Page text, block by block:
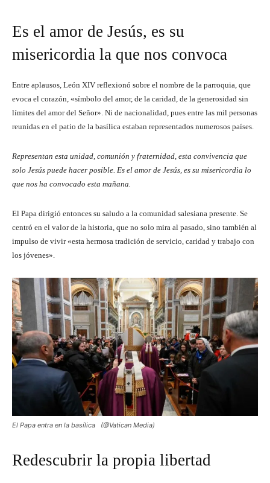
Es el amor de Jesús, es su
misericordia la que nos convoca
Entre aplausos, León XIV reflexionó sobre el nombre de la parroquia, que
evoca el corazón, «símbolo del amor, de la caridad, de la generosidad sin
límites del amor del Señor». Ni de nacionalidad, pues entre las mil personas
reunidas en el patio de la basílica estaban representados numerosos países.
Representan esta unidad, comunión y fraternidad, esta convivencia que
solo Jesús puede hacer posible. Es el amor de Jesús, es su misericordia lo
que nos ha convocado esta mañana.
El Papa dirigió entonces su saludo a la comunidad salesiana presente. Se
centró en el valor de la historia, que no solo mira al pasado, sino también al
impulso de vivir «esta hermosa tradición de servicio, caridad y trabajo con
los jóvenes».
El Papa entra en la basílica (@Vatican Media)
Redescubrir la propia libertad